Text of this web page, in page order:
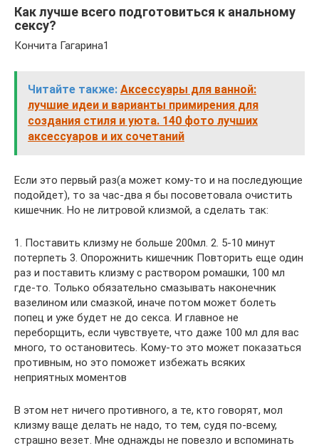
Как лучше всего подготовиться к анальному
сексу?
Кончита Гагарина1
Читайте также: Аксессуары для ванной:
лучшие идеи и варианты примирения для
создания стиля и уюта. 140 фото лучших
аксессуаров и их сочетаний
Если это первый раз(а может кому-то и на последующие
подойдет), то за час-два я бы посоветовала очистить
кишечник. Но не литровой клизмой, а сделать так:
1. Поставить клизму не больше 200мл. 2. 5-10 минут
потерпеть 3. Опорожнить кишечник Повторить еще один
раз и поставить клизму с раствором ромашки, 100 мл
где-то. Только обязательно смазывать наконечник
вазелином или смазкой, иначе потом может болеть
попец и уже будет не до секса. И главное не
переборщить, если чувствуете, что даже 100 мл для вас
много, то остановитесь. Кому-то это может показаться
противным, но это поможет избежать всяких
неприятных моментов
В этом нет ничего противного, а те, кто говорят, мол
клизму ваще делать не надо, то тем, судя по-всему,
страшно везет. Мне однажды не повезло и вспоминать